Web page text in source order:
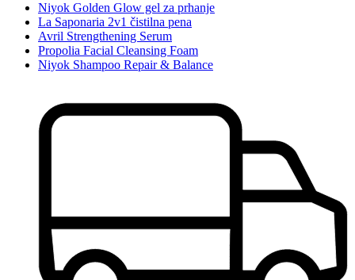
Niyok Golden Glow gel za prhanje
La Saponaria 2v1 čistilna pena
Avril Strengthening Serum
Propolia Facial Cleansing Foam
Niyok Shampoo Repair & Balance